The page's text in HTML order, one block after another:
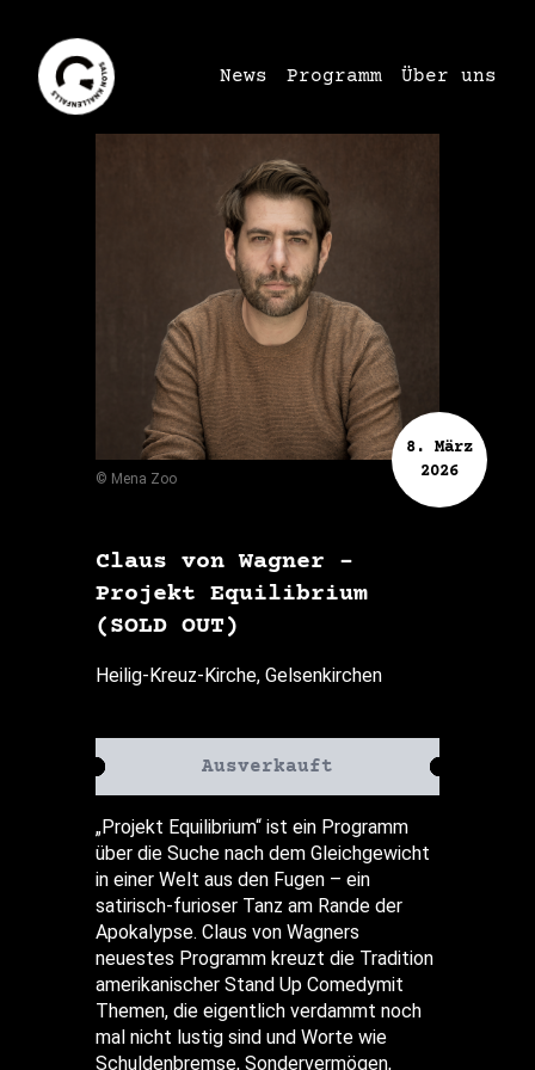
News Programm Über uns
8. März
2026
© Mena Zoo
Claus von Wagner –
Projekt Equilibrium
(SOLD OUT)
Heilig-Kreuz-Kirche, Gelsenkirchen
Ausverkauft
„Projekt Equilibrium“ ist ein Programm
über die Suche nach dem Gleichgewicht
in einer Welt aus den Fugen – ein
satirisch-furioser Tanz am Rande der
Apokalypse. Claus von Wagners
neuestes Programm kreuzt die Tradition
amerikanischer Stand Up Comedymit
Themen, die eigentlich verdammt noch
mal nicht lustig sind und Worte wie
Schuldenbremse, Sondervermögen,